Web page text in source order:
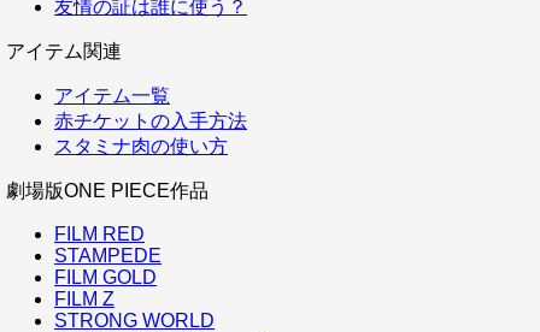
友情の証は誰に使う？
アイテム関連
アイテム一覧
赤チケットの入手方法
スタミナ肉の使い方
劇場版ONE PIECE作品
FILM RED
STAMPEDE
FILM GOLD
FILM Z
STRONG WORLD